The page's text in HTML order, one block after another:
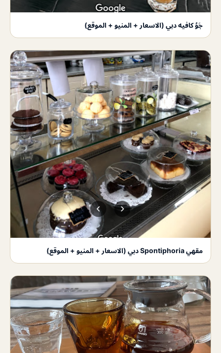
جَوُ كافيه دبي (الاسعار + المنيو + الموقع)
مقهي Spontiphoria دبي (الاسعار + المنيو + الموقع)